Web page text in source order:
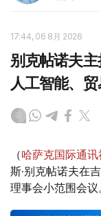
17:44, 06 8月 2026
别克帖诺夫
人工智能、
（哈萨克国际通
斯·别克帖诺夫在
理事会小范围会议